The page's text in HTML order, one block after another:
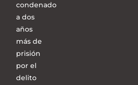
condenado
a dos
años
más de
prisión
por el
delito